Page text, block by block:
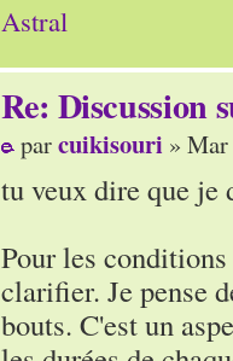
Astral
Re: Discussion
parcuikisouri »
tu veux dire que je
Pour les
clarifier. Je pense
bouts. C'est un